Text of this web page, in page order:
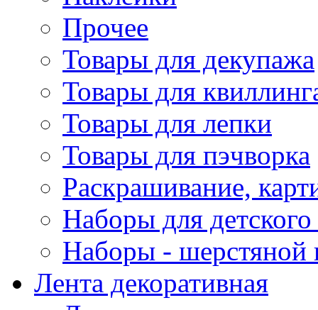
Прочее
Товары для декупажа
Товары для
Товары для лепки
Товары для пэчворка
Раскрашивание,
Наборы для
Наборы - шерстяной
Лента декоративная